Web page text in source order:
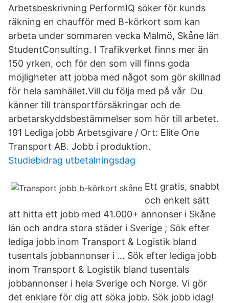
Arbetsbeskrivning PerformIQ söker för kunds
räkning en chaufför med B-körkort som kan
arbeta under sommaren vecka Malmö, Skåne län
StudentConsulting. I Trafikverket finns mer än
150 yrken, och för den som vill finns goda
möjligheter att jobba med något som gör skillnad
för hela samhället.Vill du följa med på vår Du
känner till transportförsäkringar och de
arbetarskyddsbestämmelser som hör till arbetet.
191 Lediga jobb Arbetsgivare / Ort: Elite One
Transport AB. Jobb i produktion.
Studiebidrag utbetalningsdag
Ett gratis, snabbt
och enkelt sätt
att hitta ett jobb med 41.000+ annonser i Skåne
län och andra stora städer i Sverige ; Sök efter
lediga jobb inom Transport & Logistik bland
tusentals jobbannonser i … Sök efter lediga jobb
inom Transport & Logistik bland tusentals
jobbannonser i hela Sverige och Norge. Vi gör
det enklare för dig att söka jobb. Sök jobb idag!